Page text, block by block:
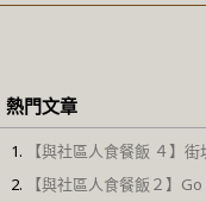
熱門文章
【與社區人食餐飯 ４】
【與社區人食餐飯２】